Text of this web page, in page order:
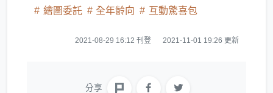
繪圖委託 全年齡向 互動驚喜包
2021-08-29 16:12 刊登 2021-11-01 19:26 更新
分享